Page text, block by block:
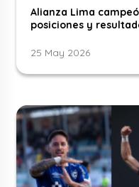
Alianza Lima
posiciones y
25 May 2026